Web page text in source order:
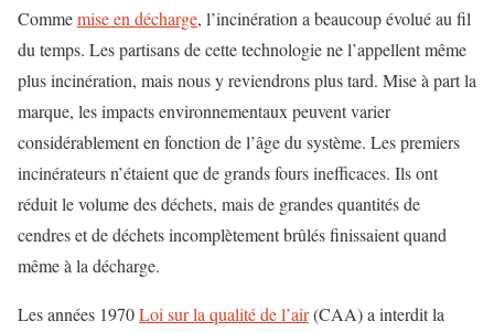
Commemise en décharge, l’incinération a beaucoup évolué au fil
du temps. Les partisans de cette technologie ne l’appellent même
plus incinération, mais nous y reviendrons plus tard. Mise à part la
marque, les impacts environnementaux peuvent varier
considérablement en fonction de l’âge du système. Les premiers
incinérateurs n’étaient que de grands fours inefficaces. Ils ont
réduit le volume des déchets, mais de grandes quantités de
cendres et de déchets incomplètement brûlés finissaient quand
même à la décharge.
Les années 1970Loi sur la qualité de l’air(CAA) a interdit la